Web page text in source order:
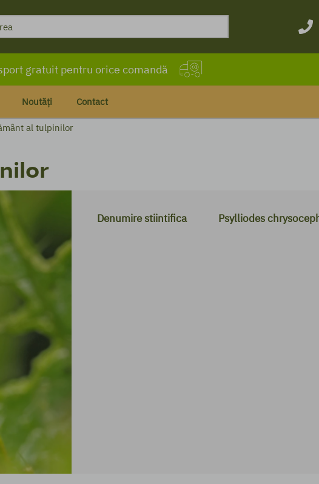
gratuit pentru orice comandă
Noutăți Contact
al tulpinilor
Denumire stiintifica Psylliodes